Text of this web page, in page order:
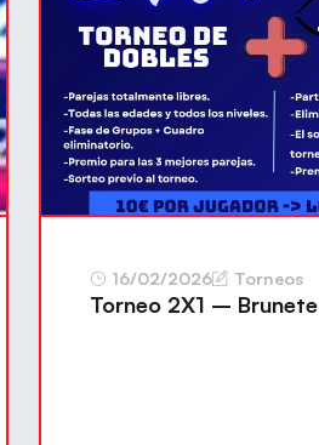
16/02/2026 Torneos
Torneo 2X1 – Brunete